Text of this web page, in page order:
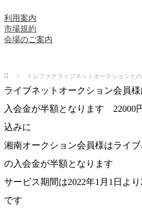
利用案内
市場規約
会場のご案内
Home トレファクライブネットオークションと
ライブネットオークション会員
入会金が半額となります 22000
込みに
湘南オークション会員様はライ
の入会金が半額となります
サービス期間は2022年1月1日よ
です